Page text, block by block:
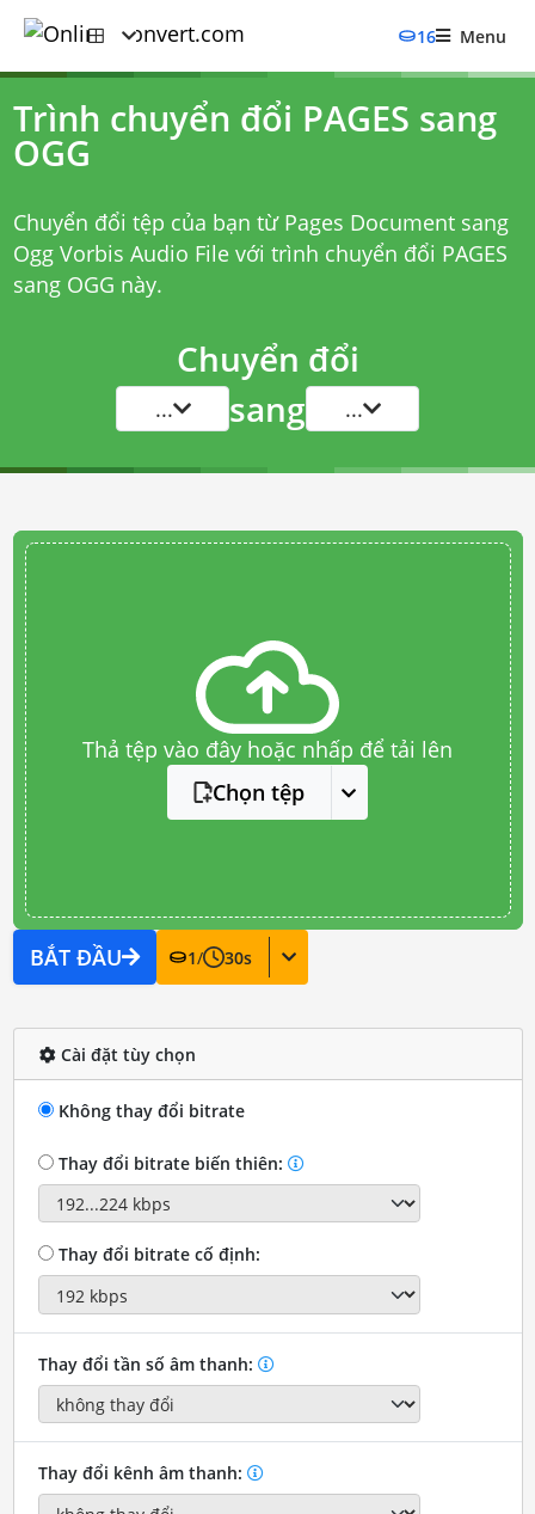
16 Menu
Trình chuyển đổi PAGES sang
OGG
Chuyển đổi tệp của bạn từ Pages Document sang
Ogg Vorbis Audio File với trình chuyển đổi PAGES
sang OGG này.
Chuyển đổi
... sang ...
Thả tệp vào đây hoặc nhấp để tải lên
Chọn tệp
BẮT ĐẦU 1/ 30s
Cài đặt tùy chọn
Không thay đổi bitrate
Thay đổi bitrate biến thiên:
Thay đổi bitrate cố định:
Thay đổi tần số âm thanh:
Thay đổi kênh âm thanh: